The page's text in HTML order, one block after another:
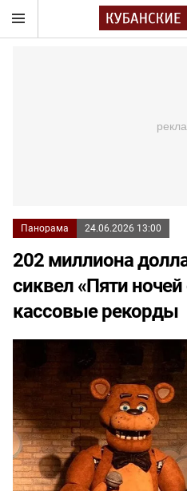
Панорама 24.06.2026 13:00
202 миллиона
сиквел «Пяти
кассовые рекорды